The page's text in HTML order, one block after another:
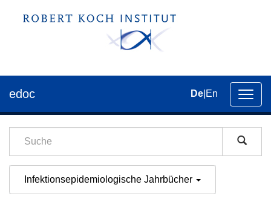
der
edoc De En
Infektionsepidemiologische Jahrbücher